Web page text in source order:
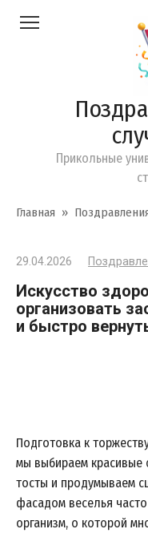
Прикольные
Главная »
29.04.2026
Искусство
организовать
и быстро
Подготовка к
мы выбираем красивые
тосты и продумываем
фасадом веселья часто
организм, о которой